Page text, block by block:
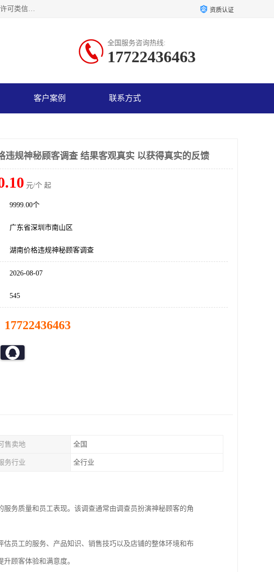
市场调查,社会调查,企业管理咨询,商务信息咨询、市场研究；物业服务评估；信息技术咨询服务；信息咨询服务（不含许可类信息咨询服务）；社会经济咨询服务；技术服务、技术开发、技术咨询、技术交流、技术转让、技术推广；企业信用调查和评估。 资质认证
全国服务咨询热线:
17722436463
客户案例 联系方式
违规神秘顾客调查 结果客观真实 以获得真实的反馈
元/个 起
9999.00个
广东省深圳市南山区
湖南价格违规神秘顾客调查
2026-08-07
545
17722436463
售卖地 全国
务行业 全行业
务质量和员工表现。该调查通常由调查员扮演神秘顾客的角
员工的服务、产品知识、销售技巧以及店铺的整体环境和布
顾客体验和满意度。